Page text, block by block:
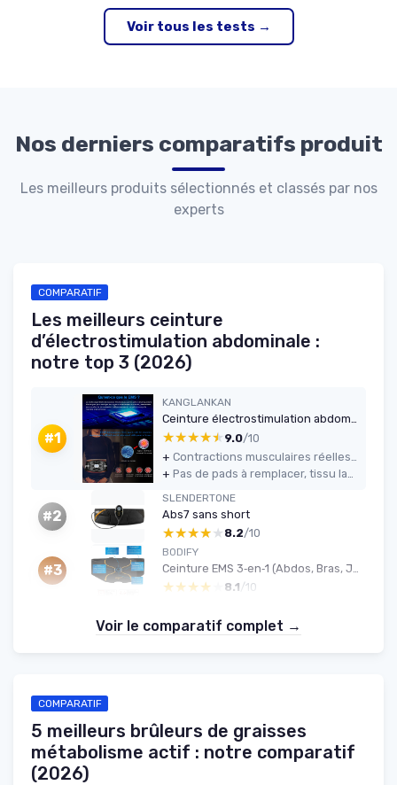
Voir tous les tests →
Nos derniers comparatifs produit
Les meilleurs produits sélectionnés et classés par nos
experts
COMPARATIF
Les meilleurs ceinture
d’électrostimulation abdominale :
notre top 3 (2026)
#1
KANGLANKAN
Ceinture électrostimulation abdominale — Lavable, 6 modes, 30 niveaux
★★★★★
★★★★★ 9.0/10
+
Contractions musculaires réelles avec 6 modes et 30 niveaux d’intensité
+
Pas de pads à remplacer, tissu lavable et silicone agréable
#2
SLENDERTONE
Abs7 sans short
★★★★★
★★★★★ 8.2/10
#3
BODIFY
★★★★★
★★★★★ 8.1 /10
Voir le comparatif complet →
COMPARATIF
5 meilleurs brûleurs de graisses
métabolisme actif : notre comparatif
(2026)